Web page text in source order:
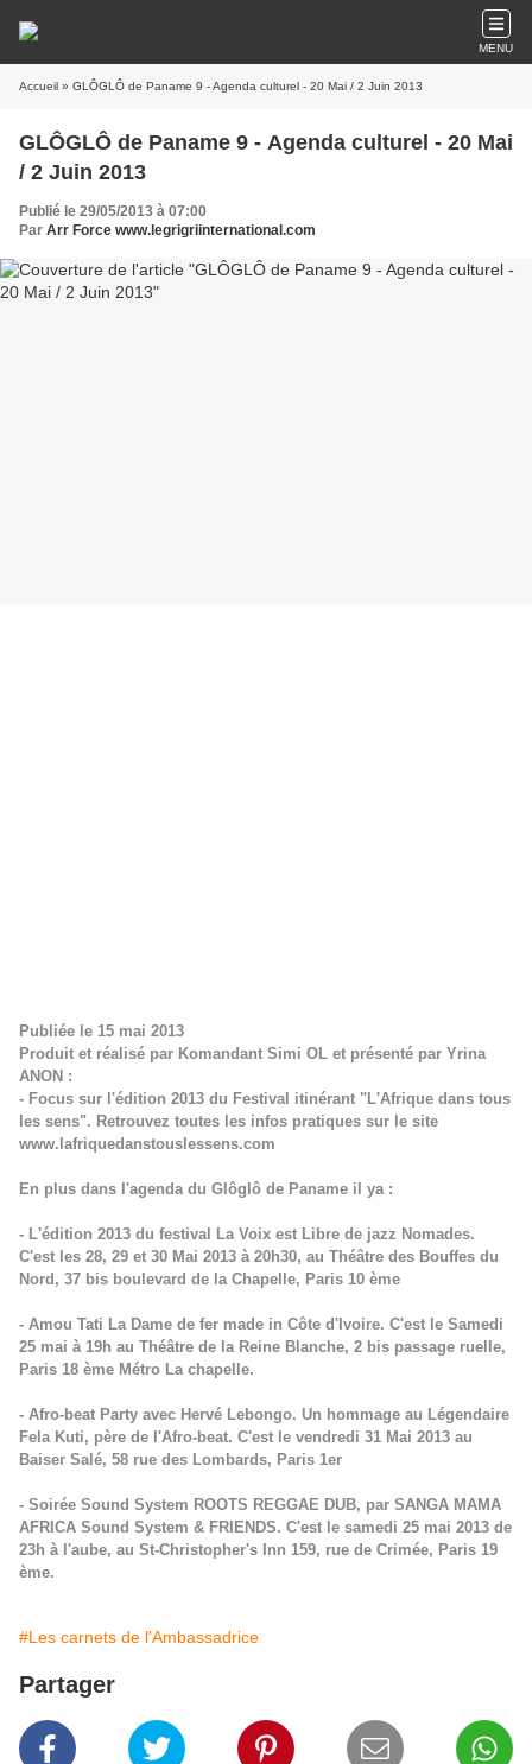
MENU
Accueil » GLÔGLÔ de Paname 9 - Agenda culturel - 20 Mai / 2 Juin 2013
GLÔGLÔ de Paname 9 - Agenda culturel - 20 Mai
/ 2 Juin 2013
Publié le 29/05/2013 à 07:00
Par Arr Force www.legrigriinternational.com
Publiée le 15 mai 2013
Produit et réalisé par Komandant Simi OL et présenté par Yrina
ANON :
- Focus sur l'édition 2013 du Festival itinérant "L'Afrique dans tous
les sens". Retrouvez toutes les infos pratiques sur le site
www.lafriquedanstouslessens.com
En plus dans l'agenda du Glôglô de Paname il ya :
- L'édition 2013 du festival La Voix est Libre de jazz Nomades.
C'est les 28, 29 et 30 Mai 2013 à 20h30, au Théâtre des Bouffes du
Nord, 37 bis boulevard de la Chapelle, Paris 10 ème
- Amou Tati La Dame de fer made in Côte d'Ivoire. C'est le Samedi
25 mai à 19h au Théâtre de la Reine Blanche, 2 bis passage ruelle,
Paris 18 ème Métro La chapelle.
- Afro-beat Party avec Hervé Lebongo. Un hommage au Légendaire
Fela Kuti, père de l'Afro-beat. C'est le vendredi 31 Mai 2013 au
Baiser Salé, 58 rue des Lombards, Paris 1er
- Soirée Sound System ROOTS REGGAE DUB, par SANGA MAMA
AFRICA Sound System & FRIENDS. C'est le samedi 25 mai 2013 de
23h à l'aube, au St-Christopher's Inn 159, rue de Crimée, Paris 19
ème.
#Les carnets de l'Ambassadrice
Partager